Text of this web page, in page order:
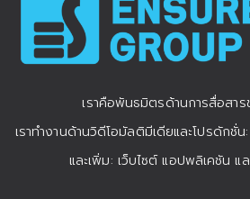
เราคือพันธมิตรด้านการสื่อสา
เราทำงานด้านวิดีโอมัลติมีเดียและโปรดักชั่
และเพิ่ม: เว็บไซต์ แอปพลิเคชัน แ